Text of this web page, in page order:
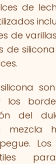
de
de
de
los
del
mezcla